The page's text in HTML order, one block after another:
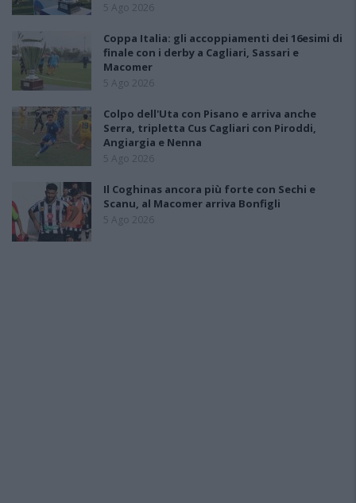
5 Ago 2026
Coppa Italia: gli accoppiamenti dei 16esimi di
finale con i derby a Cagliari, Sassari e
Macomer
5 Ago 2026
Colpo dell'Uta con Pisano e arriva anche
Serra, tripletta Cus Cagliari con Piroddi,
Angiargia e Nenna
5 Ago 2026
Il Coghinas ancora più forte con Sechi e
Scanu, al Macomer arriva Bonfigli
5 Ago 2026